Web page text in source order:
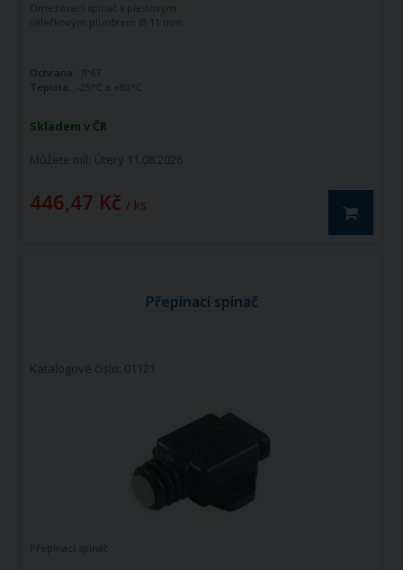
Skladem v ČR
Můžete mít: Úterý 11.08.2026
446,47 Kč / ks
Omezovací spínač s plastovým
válečkovým plunžrem Ø 11 mm
Ochrana: IP67
Teplota:
-25°C a +80°C
Přepínací spínač
Katalogové číslo: 01121
Přepínací spínač